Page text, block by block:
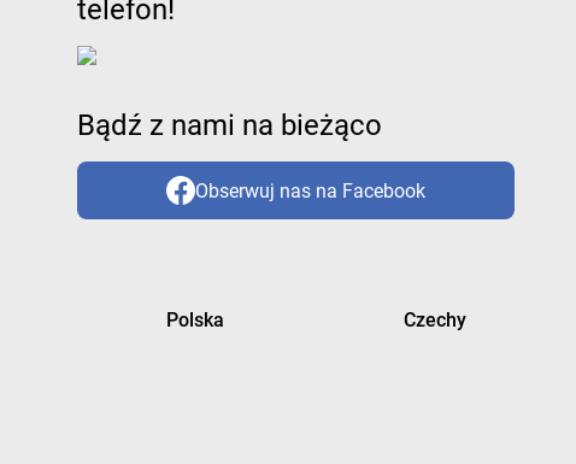
telefon!
Bądź z nami na bieżąco
Obserwuj nas na Facebook
Polska Czechy